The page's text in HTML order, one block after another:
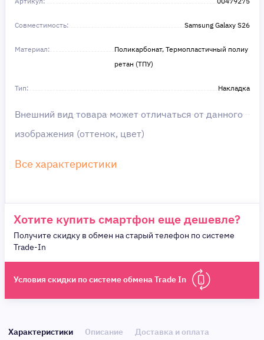
Совместимость: Samsung Galaxy S26
Материал:
Поликарбонат, Термопластичный полиу
ретан (ТПУ)
Тип: Накладка
Внешний вид товара может отличаться от данного
изображения (оттенок, цвет)
Все характеристики
Хотите купить смартфон еще дешевле?
Получите скидку в обмен на старый телефон по системе
Trade-In
Условия скидки по системе обмена Trade In
Характеристики Описание Доставка и оплата